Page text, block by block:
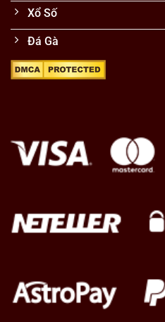
Xổ Số
Đá Gà